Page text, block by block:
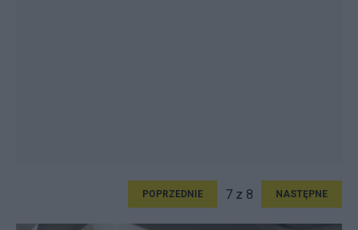
POPRZEDNIE 7 z 8 NASTĘPNE